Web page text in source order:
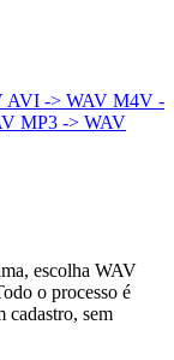
AVI -> WAV M4V -
MP3 -> WAV
escolha WAV
o processo é
cadastro, sem